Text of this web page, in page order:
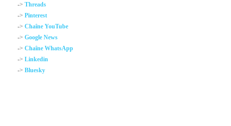
->Threads
->Pinterest
->Chaîne YouTube
->Google News
->Chaîne WhatsApp
->Linkedin
->Bluesky